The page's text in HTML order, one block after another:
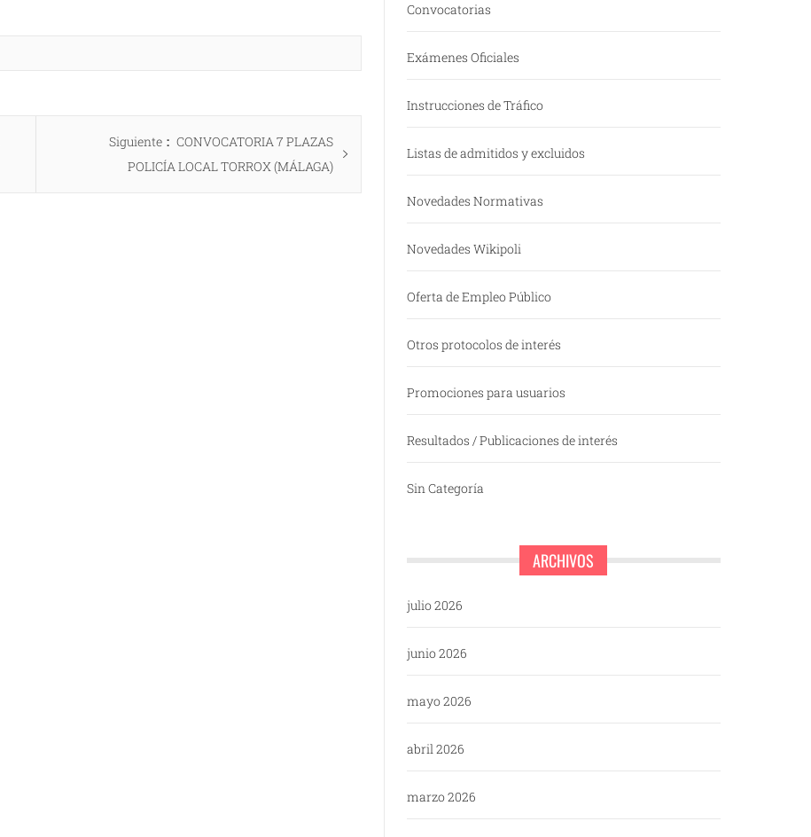
Siguiente
Entrada
siguiente:
CONVOCATORIA 7 PLAZAS
POLICÍA LOCAL TORROX (MÁLAGA)
Convocatorias
Exámenes Oficiales
Instrucciones de Tráfico
Listas de admitidos y excluidos
Novedades Normativas
Novedades Wikipoli
Oferta de Empleo Público
Otros protocolos de interés
Promociones para usuarios
Resultados / Publicaciones de interés
Sin Categoría
ARCHIVOS
julio 2026
junio 2026
mayo 2026
abril 2026
marzo 2026